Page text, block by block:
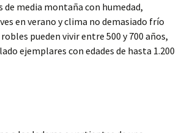
de media montaña con humedad,
en verano y clima no demasiado frío
pueden vivir entre 500 y 700 años,
ejemplares con edades de hasta 1.200